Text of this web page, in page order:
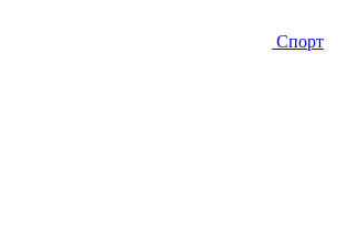
Спорт